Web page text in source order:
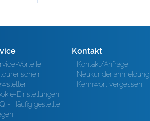
Vorteile
Einstellungen
- Häufig gestellte
Kontakt
Kontakt/Anfrage
Neukundenanmeldung
Kennwort vergessen